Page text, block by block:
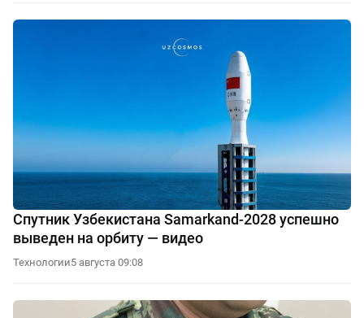
Спутник Узбекистана Samarkand-2028 успешно
выведен на орбиту — видео
Технологии5 августа 09:08